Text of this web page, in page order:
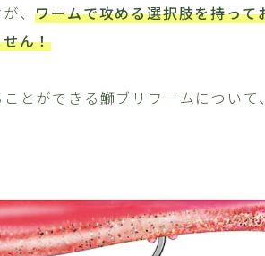
、ワームで攻める選択肢を持って
ん！
とができる鰤ブリワームについて